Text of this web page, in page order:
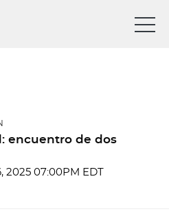
encuentro de dos
2025 07:00PM EDT